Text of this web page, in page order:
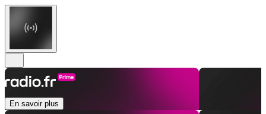
En savoir plus